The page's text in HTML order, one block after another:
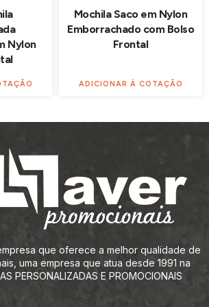
Nylon
Mochila Saco em Nylon
Emborrachado com Bolso
Frontal
ADICIONAR À COTAÇÃO
que oferece a melhor qualidade de
uma empresa que atua desde 1991 na
PERSONALIZADAS E PROMOCIONAIS